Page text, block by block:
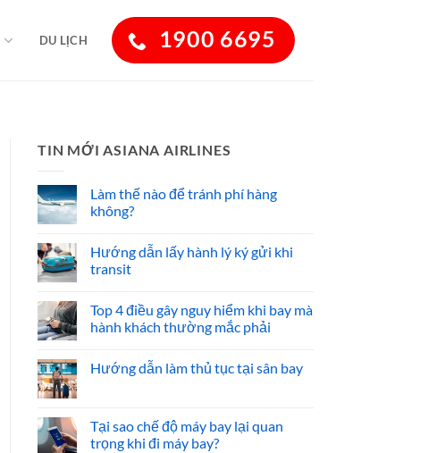
DU LỊCH 1900 6695
TIN MỚI ASIANA AIRLINES
Làm thế nào để tránh phí hàng
không?
Hướng dẫn lấy hành lý ký gửi khi
transit
Top 4 điều gây nguy hiểm khi bay mà
hành khách thường mắc phải
Hướng dẫn làm thủ tục tại sân bay
Tại sao chế độ máy bay lại quan
trọng khi đi máy bay?